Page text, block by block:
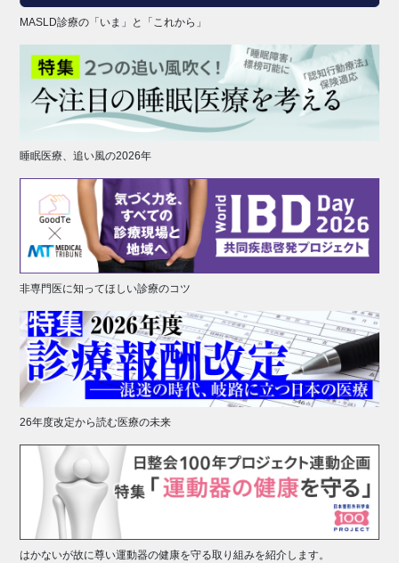
MASLD診療の「いま」と「これから」
睡眠医療、追い風の2026年
非専門医に知ってほしい診療のコツ
26年度改定から読む医療の未来
はかないが故に尊い運動器の健康を守る取り組みを紹介します。